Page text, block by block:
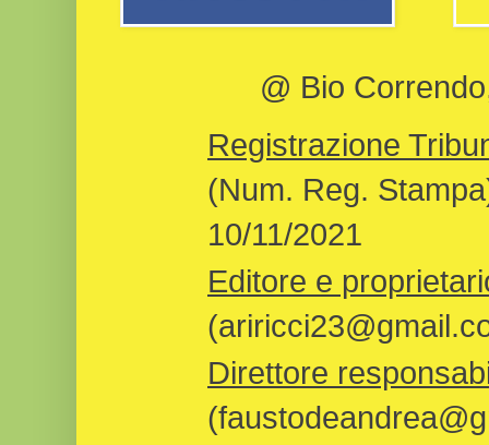
@ Bio
Registrazione
(Num. Reg.
10/11/2021
Editore e
Direttore